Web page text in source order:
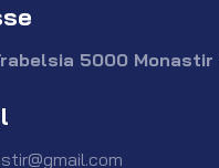
5000 Monastir